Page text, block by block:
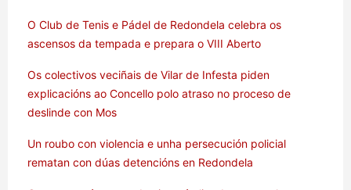
O Club de Tenis e Pádel de Redondela celebra os
ascensos da tempada e prepara o VIII Aberto
Os colectivos veciñais de Vilar de Infesta piden
explicacións ao Concello polo atraso no proceso de
deslinde con Mos
Un roubo con violencia e unha persecución policial
rematan con dúas detencións en Redondela